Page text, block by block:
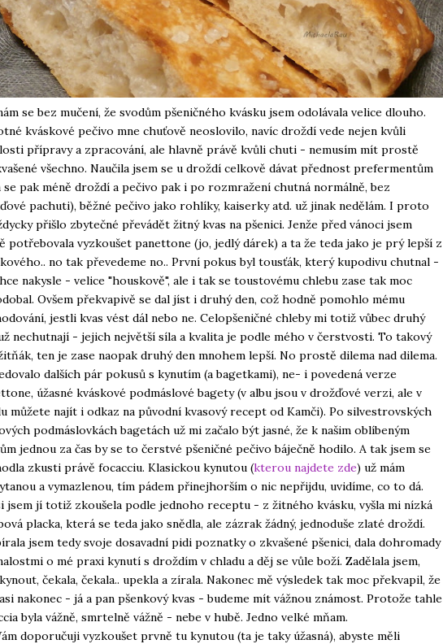
se bez mučení, že svodům pšeničného kvásku jsem odolávala velice dlouho.
kváskové pečivo mne chuťově neoslovilo, navíc droždí vede nejen kvůli
přípravy a zpracování, ale hlavně právě kvůli chuti - nemusím mít prostě
všechno. Naučila jsem se u droždí celkově dávat přednost prefermentům
se pak méně droždí a pečivo pak i po rozmražení chutná normálně, bez
pachuti), běžné pečivo jako rohlíky, kaiserky atd. už jinak nedělám. I proto
přišlo zbytečné převádět žitný kvas na pšenici. Jenže před vánoci jsem
potřebovala vyzkoušet panettone (jo, jedlý dárek) a ta že teda jako je prý lepší z
no tak převedeme no.. První pokus byl tousťák, který kupodivu chutnal -
nakysle - velice "houskově", ale i tak se toustovému chlebu zase tak moc
Ovšem překvapivě se dal jíst i druhý den, což hodně pomohlo mému
jestli kvas vést dál nebo ne. Celopšeničné chleby mi totiž vůbec druhý
nechutnají - jejich největší síla a kvalita je podle mého v čerstvosti. To takový
ten je zase naopak druhý den mnohem lepší. No prostě dilema nad dilema.
dalších pár pokusů s kynutím (a bagetkami), ne- i povedená verze
úžasné kváskové podmáslové bagety (v albu jsou v drožďové verzi, ale v
můžete najít i odkaz na původní kvasový recept od Kamči). Po silvestrovských
podmáslovkách bagetách už mi začalo být jasné, že k našim oblíbeným
jednou za čas by se to čerstvé pšeničné pečivo báječně hodilo. A tak jsem se
zkusti právě focacciu. Klasickou kynutou (kterou najdete zde) už mám
a vymazlenou, tím pádem přinejhorším o nic nepřijdu, uvidíme, co to dá.
jsem jí totiž zkoušela podle jednoho receptu - z žitného kvásku, vyšla mi nízká
placka, která se teda jako snědla, ale zázrak žádný, jednoduše zlaté droždí.
jsem tedy svoje dosavadní pidi poznatky o zkvašené pšenici, dala dohromady
o mé praxi kynutí s droždím v chladu a děj se vůle boží. Zadělala jsem,
čekala, čekala.. upekla a zírala. Nakonec mě výsledek tak moc překvapil, že
nakonec - já a pan pšenkový kvas - budeme mít vážnou známost. Protože tahle
byla vážně, smrtelně vážně - nebe v hubě. Jedno velké mňam.
doporučuji vyzkoušet prvně tu kynutou (ta je taky úžasná), abyste měli